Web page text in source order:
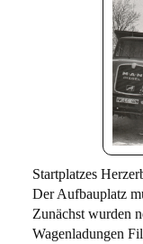
Startplatzes
Der Aufbauplatz
Zunächst wurden
Wagenladungen